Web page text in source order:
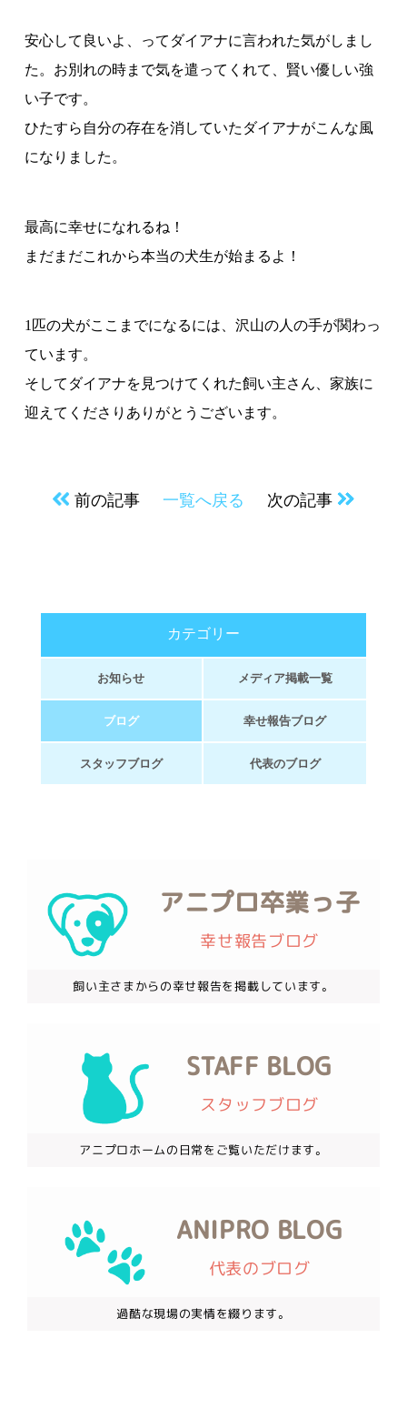
安心して良いよ、ってダイアナに言われた気がしまし
た。お別れの時まで気を遣ってくれて、賢い優しい強
い子です。
ひたすら自分の存在を消していたダイアナがこんな風
になりました。
最高に幸せになれるね！
まだまだこれから本当の犬生が始まるよ！
1匹の犬がここまでになるには、沢山の人の手が関わっ
ています。
そしてダイアナを見つけてくれた飼い主さん、家族に
迎えてくださりありがとうございます。
前の記事 一覧へ戻る 次の記事
カテゴリー
お知らせ メディア掲載一覧
ブログ 幸せ報告ブログ
スタッフブログ 代表のブログ
アニプロ卒業っ子
幸せ報告ブログ
飼い主さまからの幸せ報告を掲載しています。
STAFF BLOG
スタッフブログ
アニプロホームの日常をご覧いただけます。
ANIPRO BLOG
代表のブログ
過酷な現場の実情を綴ります。